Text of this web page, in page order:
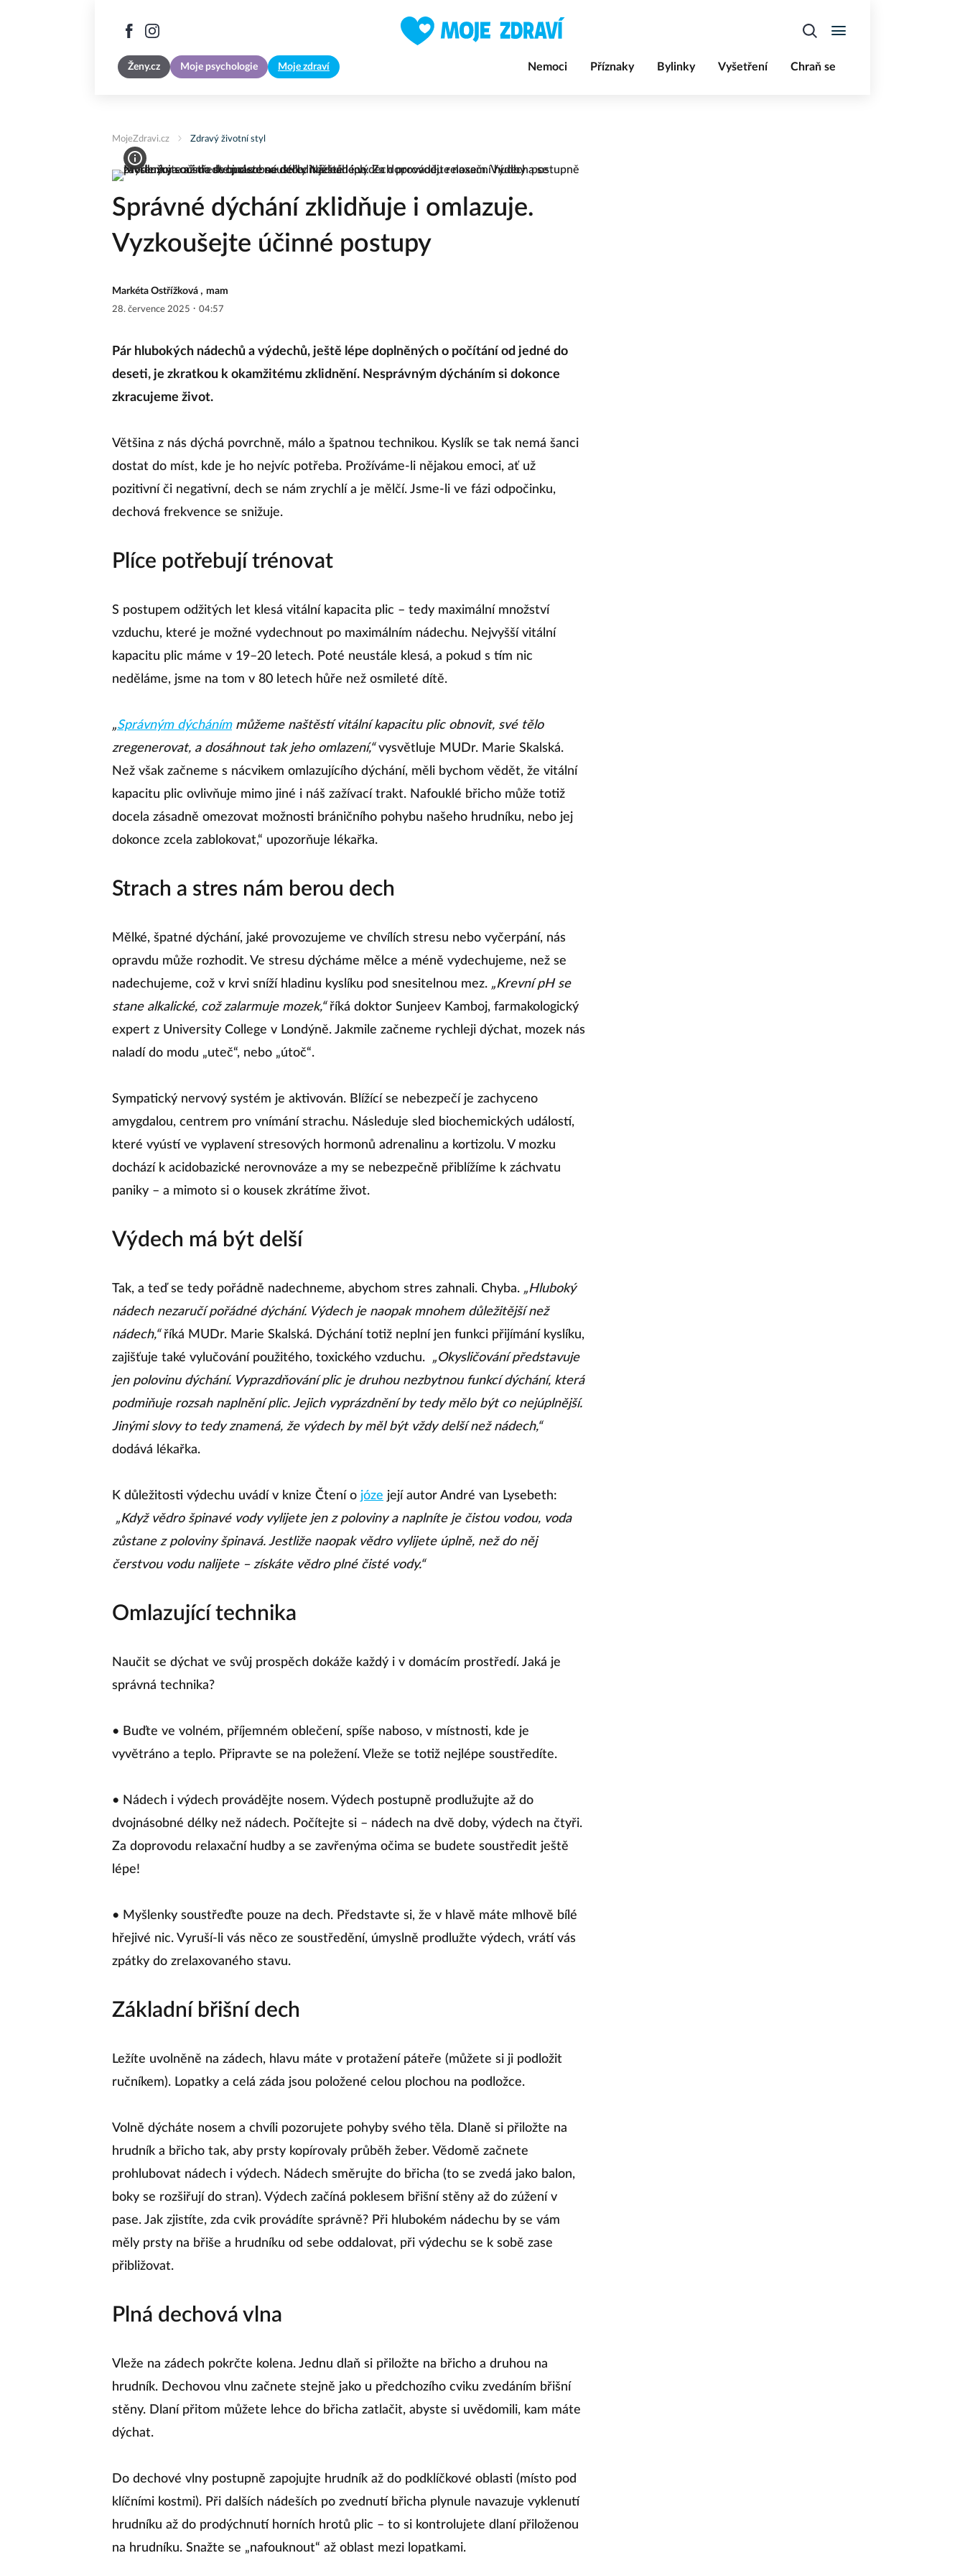
Ženy.cz Moje psychologie Moje zdraví Nemoci Příznaky Bylinky Vyšetření Chraň se
MojeZdravi.cz Zdravý životní styl
Správné dýchání zklidňuje i omlazuje.
Vyzkoušejte účinné postupy
Markéta Ostřížková , mam
28. července 2025 · 04:57
Pár hlubokých nádechů a výdechů, ještě lépe doplněných o počítání od jedné do
deseti, je zkratkou k okamžitému zklidnění. Nesprávným dýcháním si dokonce
zkracujeme život.
Většina z nás dýchá povrchně, málo a špatnou technikou. Kyslík se tak nemá šanci
dostat do míst, kde je ho nejvíc potřeba. Prožíváme-li nějakou emoci, ať už
pozitivní či negativní, dech se nám zrychlí a je mělčí. Jsme-li ve fázi odpočinku,
dechová frekvence se snižuje.
Plíce potřebují trénovat
S postupem odžitých let klesá vitální kapacita plic – tedy maximální množství
vzduchu, které je možné vydechnout po maximálním nádechu. Nejvyšší vitální
kapacitu plic máme v 19–20 letech. Poté neustále klesá, a pokud s tím nic
neděláme, jsme na tom v 80 letech hůře než osmileté dítě.
„Správným dýchánímmůžeme naštěstí vitální kapacitu plic obnovit, své tělo
zregenerovat, a dosáhnout tak jeho omlazení,“vysvětluje MUDr. Marie Skalská.
Než však začneme s nácvikem omlazujícího dýchání, měli bychom vědět, že vitální
kapacitu plic ovlivňuje mimo jiné i náš zažívací trakt. Nafouklé břicho může totiž
docela zásadně omezovat možnosti bráničního pohybu našeho hrudníku, nebo jej
dokonce zcela zablokovat,“ upozorňuje lékařka.
Strach a stres nám berou dech
Mělké, špatné dýchání, jaké provozujeme ve chvílích stresu nebo vyčerpání, nás
opravdu může rozhodit. Ve stresu dýcháme mělce a méně vydechujeme, než se
nadechujeme, což v krvi sníží hladinu kyslíku pod snesitelnou mez. „Krevní pH se
stane alkalické, což zalarmuje mozek,“říká doktor Sunjeev Kamboj, farmakologický
expert z University College v Londýně. Jakmile začneme rychleji dýchat, mozek nás
naladí do modu „uteč“, nebo „útoč“.
Sympatický nervový systém je aktivován. Blížící se nebezpečí je zachyceno
amygdalou, centrem pro vnímání strachu. Následuje sled biochemických událostí,
které vyústí ve vyplavení stresových hormonů adrenalinu a kortizolu. V mozku
dochází k acidobazické nerovnováze a my se nebezpečně přiblížíme k záchvatu
paniky – a mimoto si o kousek zkrátíme život.
Výdech má být delší
Tak, a teď se tedy pořádně nadechneme, abychom stres zahnali. Chyba. „Hluboký
nádech nezaručí pořádné dýchání. Výdech je naopak mnohem důležitější než
nádech,“říká MUDr. Marie Skalská. Dýchání totiž neplní jen funkci přijímání kyslíku,
zajišťuje také vylučování použitého, toxického vzduchu.
„Okysličování představuje
jen polovinu dýchání. Vyprazdňování plic je druhou nezbytnou funkcí dýchání, která
podmiňuje rozsah naplnění plic. Jejich vyprázdnění by tedy mělo být co nejúplnější.
Jinými slovy to tedy znamená, že výdech by měl být vždy delší než nádech,“
dodává lékařka.
K důležitosti výdechu uvádí v knize Čtení o józe její autor André van Lysebeth:
„Když vědro špinavé vody vylijete jen z poloviny a naplníte je čistou vodou, voda
zůstane z poloviny špinavá. Jestliže naopak vědro vylijete úplně, než do něj
čerstvou vodu nalijete – získáte vědro plné čisté vody.“
Omlazující technika
Naučit se dýchat ve svůj prospěch dokáže každý i v domácím prostředí. Jaká je
správná technika?
• Buďte ve volném, příjemném oblečení, spíše naboso, v místnosti, kde je
vyvětráno a teplo. Připravte se na poležení. Vleže se totiž nejlépe soustředíte.
• Nádech i výdech provádějte nosem. Výdech postupně prodlužujte až do
dvojnásobné délky než nádech. Počítejte si – nádech na dvě doby, výdech na čtyři.
Za doprovodu relaxační hudby a se zavřenýma očima se budete soustředit ještě
lépe!
• Myšlenky soustřeďte pouze na dech. Představte si, že v hlavě máte mlhově bílé
hřejivé nic. Vyruší-li vás něco ze soustředění, úmyslně prodlužte výdech, vrátí vás
zpátky do zrelaxovaného stavu.
Základní břišní dech
Ležíte uvolněně na zádech, hlavu máte v protažení páteře (můžete si ji podložit
ručníkem). Lopatky a celá záda jsou položené celou plochou na podložce.
Volně dýcháte nosem a chvíli pozorujete pohyby svého těla. Dlaně si přiložte na
hrudník a břicho tak, aby prsty kopírovaly průběh žeber. Vědomě začnete
prohlubovat nádech i výdech. Nádech směrujte do břicha (to se zvedá jako balon,
boky se rozšiřují do stran). Výdech začíná poklesem břišní stěny až do zúžení v
pase. Jak zjistíte, zda cvik provádíte správně? Při hlubokém nádechu by se vám
měly prsty na břiše a hrudníku od sebe oddalovat, při výdechu se k sobě zase
přibližovat.
Plná dechová vlna
Vleže na zádech pokrčte kolena. Jednu dlaň si přiložte na břicho a druhou na
hrudník. Dechovou vlnu začnete stejně jako u předchozího cviku zvedáním břišní
stěny. Dlaní přitom můžete lehce do břicha zatlačit, abyste si uvědomili, kam máte
dýchat.
Do dechové vlny postupně zapojujte hrudník až do podklíčkové oblasti (místo pod
klíčními kostmi). Při dalších nádeších po zvednutí břicha plynule navazuje vyklenutí
hrudníku až do prodýchnutí horních hrotů plic – to si kontrolujete dlaní přiloženou
na hrudníku. Snažte se „nafouknout“ až oblast mezi lopatkami.